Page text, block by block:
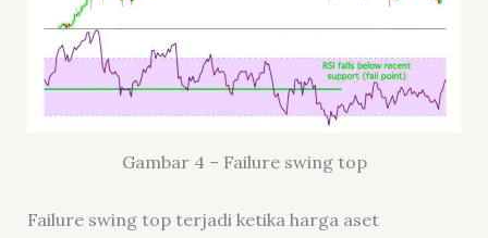
Gambar 4 – Failure swing top
Failure swing top terjadi ketika harga aset